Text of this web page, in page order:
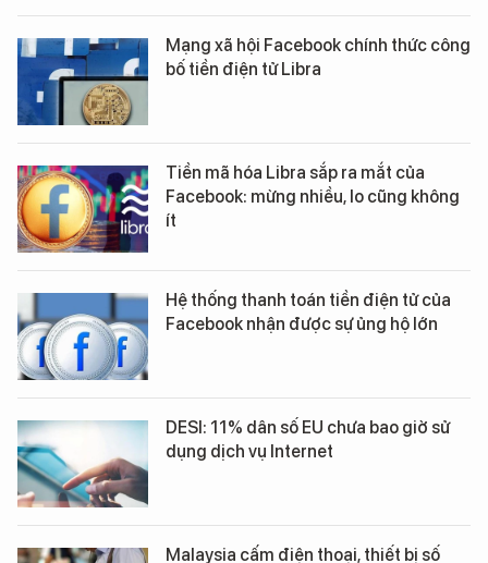
Mạng xã hội Facebook chính thức công
bố tiền điện tử Libra
Tiền mã hóa Libra sắp ra mắt của
Facebook: mừng nhiều, lo cũng không
ít
Hệ thống thanh toán tiền điện tử của
Facebook nhận được sự ủng hộ lớn
DESI: 11% dân số EU chưa bao giờ sử
dụng dịch vụ Internet
Malaysia cấm điện thoại, thiết bị số